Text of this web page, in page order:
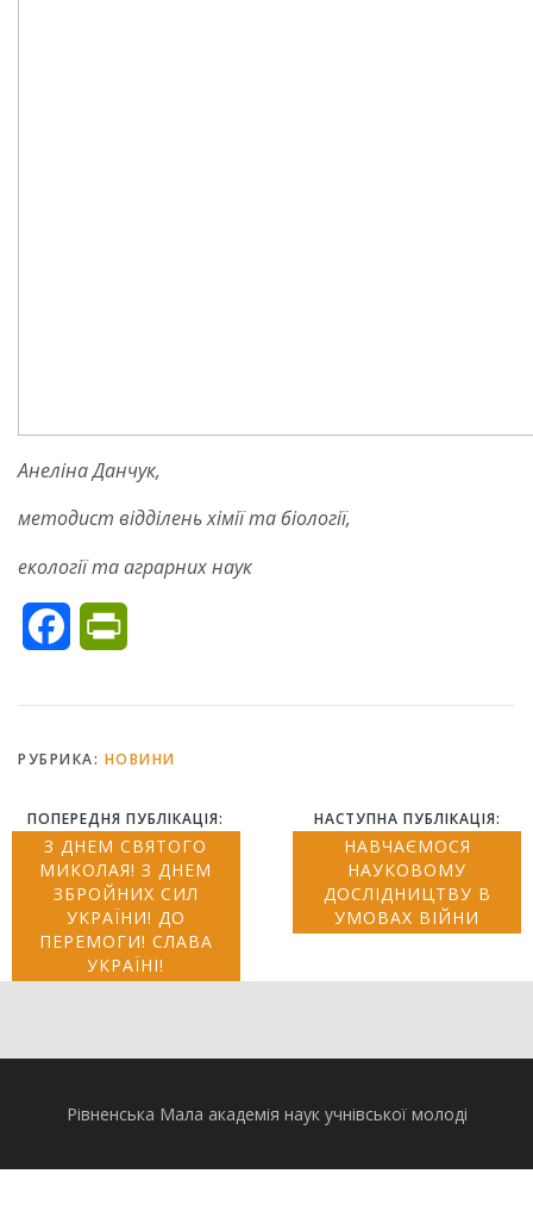
Анеліна Данчук,
методист відділень хімії та біології,
екології та аграрних наук
Facebook
РУБРИКА: НОВИНИ
ПОПЕРЕДНЯ ПУБЛІКАЦІЯ:
З ДНЕМ СВЯТОГО
МИКОЛАЯ! З ДНЕМ
ЗБРОЙНИХ СИЛ
УКРАЇНИ! ДО
ПЕРЕМОГИ! СЛАВА
УКРАЇНІ!
НАСТУПНА ПУБЛІКАЦІЯ:
НАВЧАЄМОСЯ
НАУКОВОМУ
ДОСЛІДНИЦТВУ В
УМОВАХ ВІЙНИ
Рівненська Мала академія наук учнівської молоді